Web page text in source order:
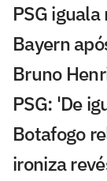
PSG
Bayern
Bruno
PSG: 'De
Botafogo
ironiza